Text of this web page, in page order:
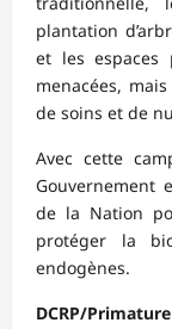
plantation
et les espaces
menacées,
de soins et de
Avec cette
Gouvernement
de la Nation
protéger la
endogènes.
DCRP/Primature